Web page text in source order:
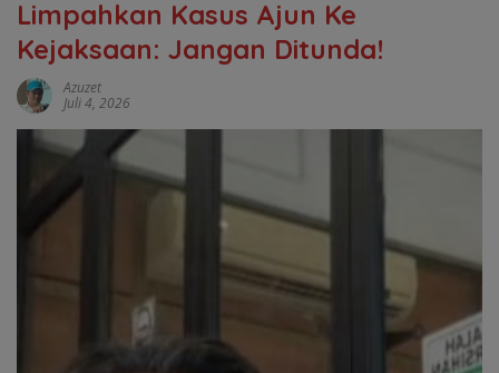
Limpahkan Kasus Ajun Ke
Kejaksaan: Jangan Ditunda!
Azuzet
Juli 4, 2026